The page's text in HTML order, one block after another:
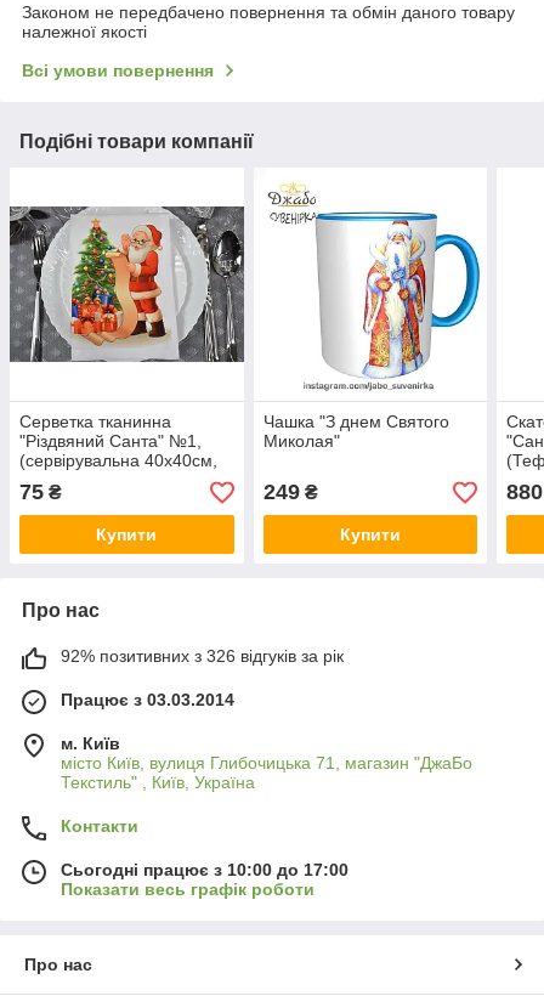
Законом не передбачено повернення та обмін даного товару
належної якості
Всі умови повернення
Подібні товари компанії
Серветка тканинна
"Різдвяний Санта" №1,
(сервірувальна 40х40см,
Білий)
75 ₴
Купити
Чашка "З днем Святого
Миколая"
249₴
Купити
880
Про нас
92% позитивних з 326 відгуків за рік
Працює з 03.03.2014
м. Київ
місто Київ, вулиця Глибочицька 71, магазин "ДжаБо
Текстиль" , Київ, Україна
Контакти
Сьогодні працює з 10:00 до 17:00
Показати весь графік роботи
Про нас